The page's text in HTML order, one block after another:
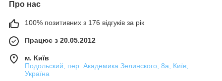
Про нас
100% позитивних з 176 відгуків за рік
Працює з 20.05.2012
м. Київ
Подольский, пер. Академика Зелинского, 8а, Київ,
Україна